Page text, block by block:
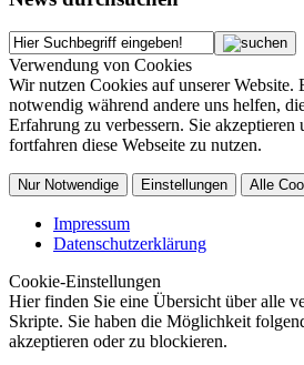
Verwendung von Cookies
Wir nutzen Cookies auf unserer Website.
notwendig während andere uns helfen,
Erfahrung zu verbessern. Sie akzeptieren
fortfahren diese Webseite zu nutzen.
Nur Notwendige Einstellungen Alle
Impressum
Datenschutzerklärung
Cookie-Einstellungen
Hier finden Sie eine Übersicht über alle
Skripte. Sie haben die Möglichkeit
akzeptieren oder zu blockieren.